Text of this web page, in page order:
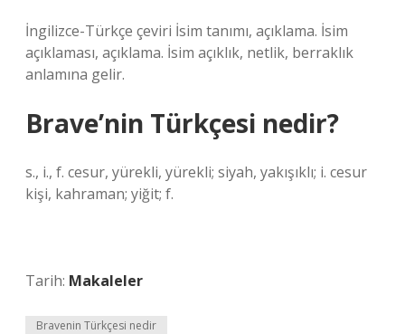
İngilizce-Türkçe çeviri İsim tanımı, açıklama. İsim
açıklaması, açıklama. İsim açıklık, netlik, berraklık
anlamına gelir.
Brave’nin Türkçesi nedir?
s., i., f. cesur, yürekli, yürekli; siyah, yakışıklı; i. cesur
kişi, kahraman; yiğit; f.
Tarih: Makaleler
Bravenin Türkçesi nedir